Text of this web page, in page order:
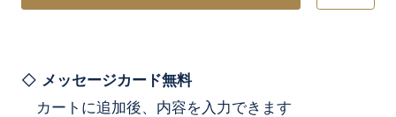
メッセージカード無料
カートに追加後、内容を入力できます